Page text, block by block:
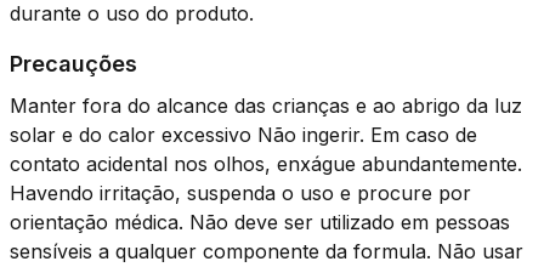
durante o uso do produto.
Precauções
Manter fora do alcance das crianças e ao abrigo da luz
solar e do calor excessivo Não ingerir. Em caso de
contato acidental nos olhos, enxágue abundantemente.
Havendo irritação, suspenda o uso e procure por
orientação médica. Não deve ser utilizado em pessoas
sensíveis a qualquer componente da formula. Não usar